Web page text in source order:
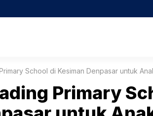
School di Kesiman Denpasar untuk
Primary